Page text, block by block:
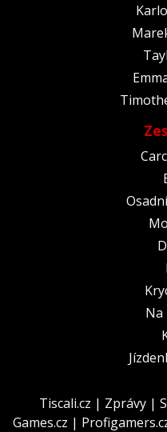
Na
Tiscali.cz | Zprávy |
Games.cz |